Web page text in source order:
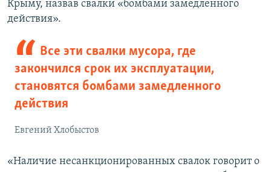
Крыму, назвав свалки «бомбами замедленного
действия».
Все эти свалки мусора, где
закончился срок их эксплуатации,
становятся бомбами замедленного
действия
Евгений Хлобыстов
«Наличие несанкционированных свалок говорит о